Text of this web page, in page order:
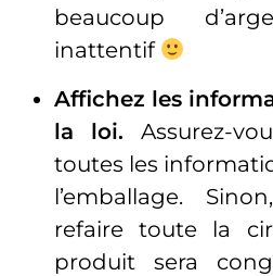
beaucoup
inattentif
Affichez les
la loi. Assurez-
toutes les
l’emballage.
refaire toute la
produit sera